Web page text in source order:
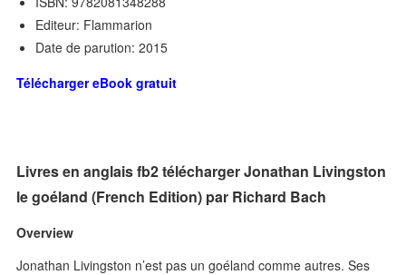
Editeur: Flammarion
Date de parution: 2015
Télécharger eBook gratuit
Livres en anglais fb2 télécharger Jonathan Livingston
le goéland (French Edition) par Richard Bach
Overview
Jonathan Livingston n’est pas un goéland comme autres. Ses